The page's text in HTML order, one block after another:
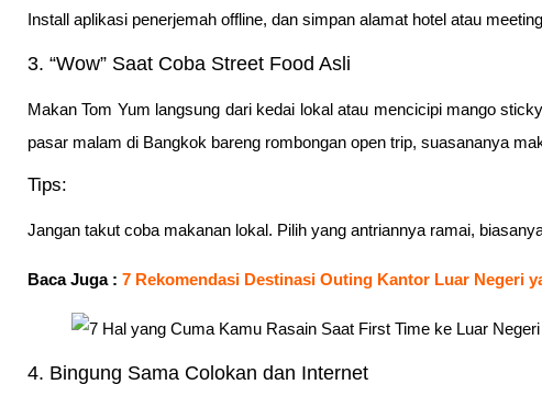
Install aplikasi penerjemah offline, dan simpan alamat hotel atau
3. “Wow” Saat Coba Street Food Asli
Makan Tom Yum langsung dari kedai lokal atau mencicipi mango
pasar malam di Bangkok bareng rombongan open trip, suasananya
Tips:
Jangan takut coba makanan lokal. Pilih yang antriannya ramai,
Baca Juga : 7 Rekomendasi Destinasi Outing Kantor Luar Negeri
4. Bingung Sama Colokan dan Internet